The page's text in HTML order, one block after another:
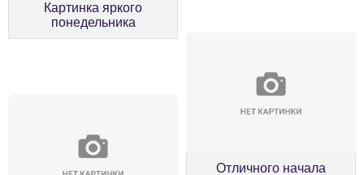
Картинка яркого
понедельника
Отличного начала